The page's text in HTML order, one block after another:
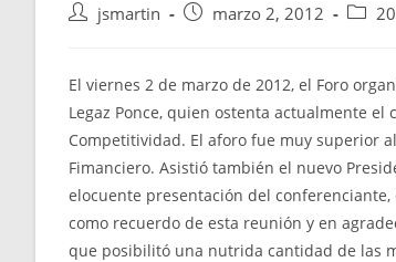
Autor
entrada:
jsmartin
Publicación
entrada:
marzo 2, 2012
El viernes 2 de marzo de 2012, el Foro
Legaz Ponce, quien ostenta actualmente
Competitividad. El aforo fue muy superior
Fimanciero. Asistió también el nuevo
elocuente presentación del
como recuerdo de esta reunión y en
que posibilitó una nutrida cantidad de las